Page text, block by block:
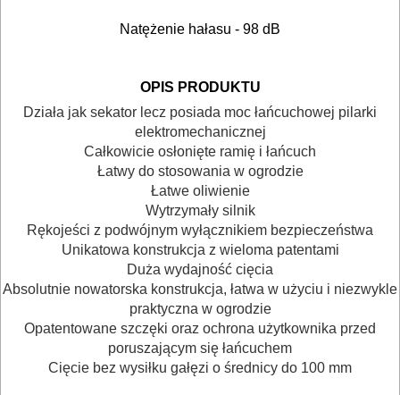
WARSZTATOWE
OSPRZĘT
HYDRAULICZNE
NARZĘDZIA
INSTALACYJNE,
PALNIKI
Natężenie hałasu - 98 dB
OPIS PRODUKTU
Działa jak sekator lecz posiada moc łańcuchowej pilarki
elektromechanicznej
Całkowicie osłonięte ramię i łańcuch
Łatwy do stosowania w ogrodzie
Łatwe oliwienie
Wytrzymały silnik
Rękojeści z podwójnym wyłącznikiem bezpieczeństwa
Unikatowa konstrukcja z wieloma patentami
Duża wydajność cięcia
Absolutnie nowatorska konstrukcja, łatwa w użyciu i niezwykle
praktyczna w ogrodzie
Opatentowane szczęki oraz ochrona użytkownika przed
poruszającym się łańcuchem
Cięcie bez wysiłku gałęzi o średnicy do 100 mm